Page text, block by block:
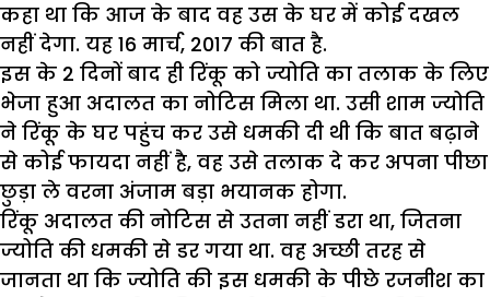
कहा था कि आज के बाद वह उस के घर में कोई दखल
नहीं देगा. यह 16 मार्च, 2017 की बात है.
इस के 2 दिनों बाद ही रिंकू को ज्योति का तलाक के लिए
भेजा हुआ अदालत का नोटिस मिला था. उसी शाम ज्योति
ने रिंकू के घर पहुंच कर उसे धमकी दी थी कि बात बढ़ाने
से कोई फायदा नहीं है, वह उसे तलाक दे कर अपना पीछा
छुड़ा ले वरना अंजाम बड़ा भयानक होगा.
रिंकू अदालत की नोटिस से उतना नहीं डरा था, जितना
ज्योति की धमकी से डर गया था. वह अच्छी तरह से
जानता था कि ज्योति की इस धमकी के पीछे रजनीश का